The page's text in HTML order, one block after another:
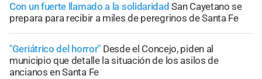
Con un fuerte llamado a la solidaridad San Cayetano se
prepara para recibir a miles de peregrinos de Santa Fe
"Geriátrico del horror" Desde el Concejo, piden al
municipio que detalle la situación de los asilos de
ancianos en Santa Fe